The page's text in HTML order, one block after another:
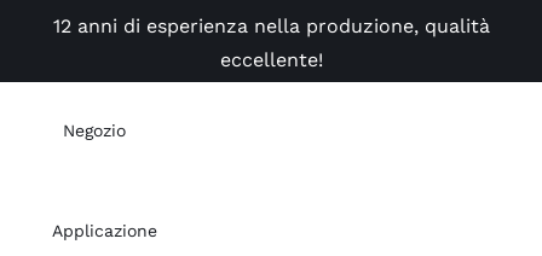
content
12 anni di esperienza nella produzione, qualità
eccellente!
Negozio
Applicazione